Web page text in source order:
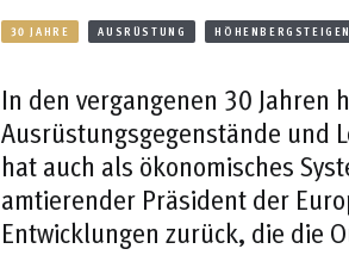
30 JAHRE AUSRÜSTUNG HÖHENBERGSTEIGEN
In den vergangenen 30
Ausrüstungsgegenstände und
hat auch als ökonomisches
amtierender Präsident der
Entwicklungen zurück, die die